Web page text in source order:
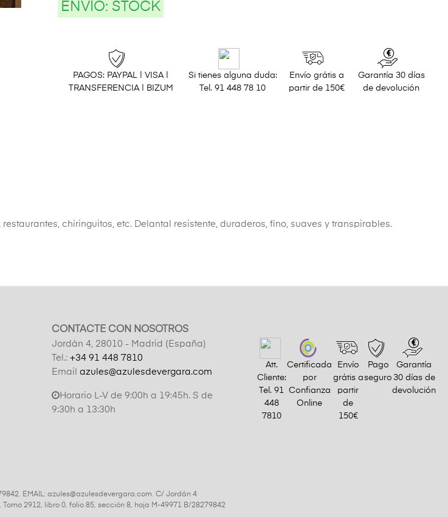
ENVÍO: STOCK
PAGOS: PAYPAL | VISA |
TRANSFERENCIA | BIZUM
Si tienes alguna duda:
Tel. 91 448 78 10
Envío grátis a
partir de 150€
Garantía 30 días
de devolución
chiringuitos, etc. Delantal resistente, duraderos, fino, suaves y transpirables.
CONTACTE CON NOSOTROS
Jordán 4, 28010 - Madrid (España)
Tel.: +34 91 448 7810
Email azules@azulesdevergara.com
Horario L-V de 9:00h a 19:45h. S de
9:30h a 13:30h
Att.
Cliente:
Tel.91
448
7810
Certificada
por
Confianza
Online
Envío
grátis a
partir
de
150€
Pago
seguro
Garantía
30 días de
devolución
EMAIL: azules@azulesdevergara.com. C/ Jordán 4
2912, libro 0, folio 85, sección 8, hoja M-49971 B/28279842